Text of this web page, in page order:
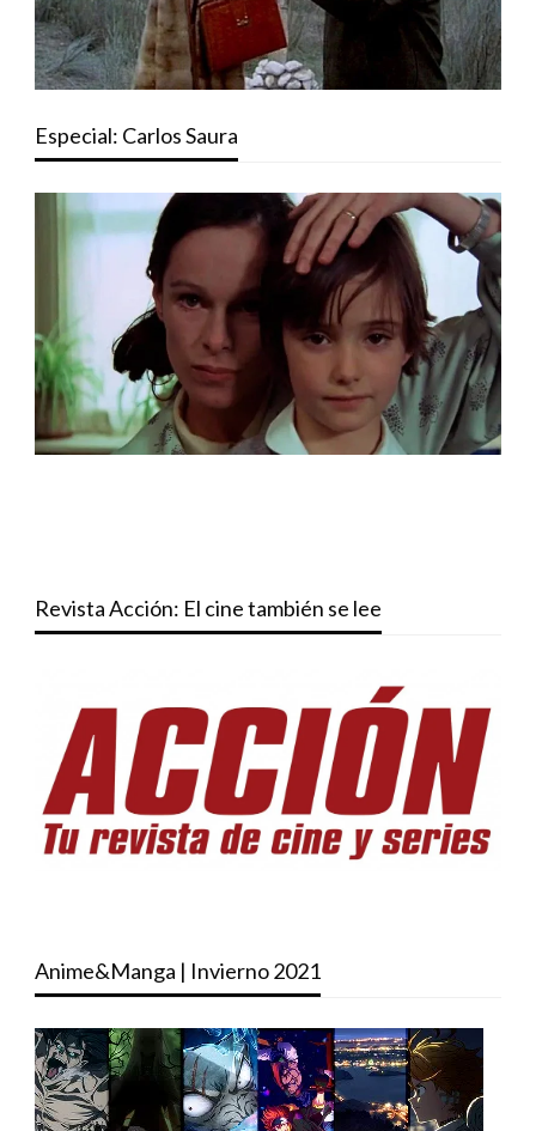
Especial: Carlos Saura
Revista Acción: El cine también se lee
Anime&Manga | Invierno 2021